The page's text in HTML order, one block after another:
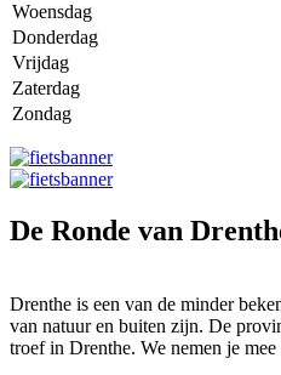
Woensdag
Donderdag
Vrijdag
Zaterdag
Zondag
De Ronde van
Drenthe is een van de minder
van natuur en buiten zijn. De
troef in Drenthe. We nemen je